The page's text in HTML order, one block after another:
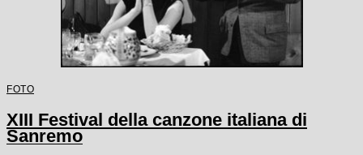
FOTO
XIII Festival della canzone italiana di
Sanremo